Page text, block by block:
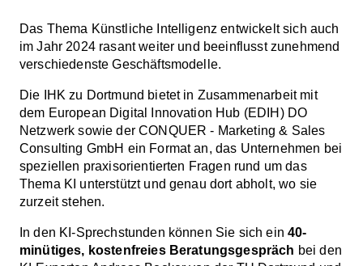
Das Thema Künstliche Intelligenz entwickelt sich auch
im Jahr 2024 rasant weiter und beeinflusst zunehmend
verschiedenste Geschäftsmodelle.
Die IHK zu Dortmund bietet in Zusammenarbeit mit
dem European Digital Innovation Hub (EDIH) DO
Netzwerk sowie der CONQUER - Marketing & Sales
Consulting GmbH ein Format an, das Unternehmen bei
speziellen praxisorientierten Fragen rund um das
Thema KI unterstützt und genau dort abholt, wo sie
zurzeit stehen.
In den KI-Sprechstunden können Sie sich ein 40-
minütiges, kostenfreies Beratungsgespräch bei den